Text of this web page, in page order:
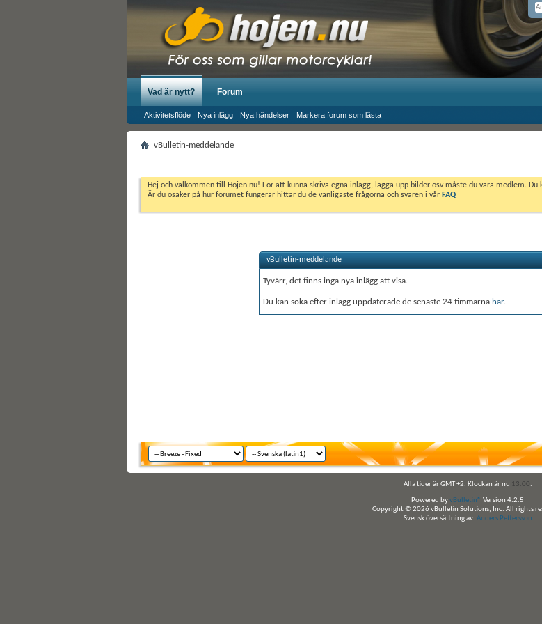
Vad är nytt?
Aktivitetsflöde Nya inlägg Nya händelser Markera forum som lästa
Forum
vBulletin-meddelande
Hej och välkommen till Hojen.nu! För att kunna skriva egna inlägg, lägga upp bilder osv måste du vara medlem.
Är du osäker på hur forumet fungerar hittar du de vanligaste frågorna och svaren i vår FAQ
vBulletin-meddelande
Tyvärr, det finns inga nya inlägg att visa.
Du kan söka efter inlägg uppdaterade de senaste 24 timmarna här.
Alla tider är GMT +2. Klockan är nu 13:00 .
Powered byvBulletin® Version 4.2.5
Copyright © 2026 vBulletin Solutions, Inc. All rights
Svensk översättning av: Anders Pettersson